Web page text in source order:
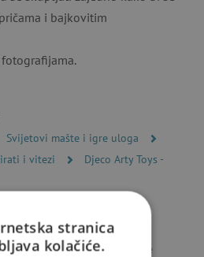
i bajkovitim
Svijetovi mašte i igre uloga
i vitezi
Djeco Arty Toys -
Igre i igračke za predškolce
stranica
kolačiće.